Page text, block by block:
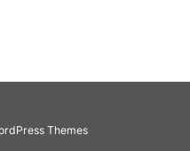
Themes